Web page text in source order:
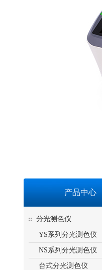
产品中心
分光测色仪
YS系列分光测色仪
NS系列分光测色仪
台式分光测色仪